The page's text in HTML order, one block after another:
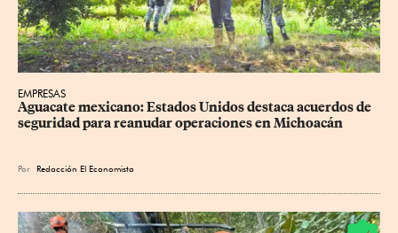
EMPRESAS
Aguacate mexicano: Estados Unidos destaca acuerdos de
seguridad para reanudar operaciones en Michoacán
Por Redacción El Economista